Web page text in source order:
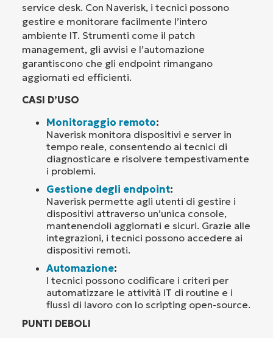
service desk. Con Naverisk, i tecnici possono
gestire e monitorare facilmente l’intero
ambiente IT. Strumenti come il patch
management, gli avvisi e l’automazione
garantiscono che gli endpoint rimangano
aggiornati ed efficienti.
CASI D’USO
Monitoraggio remoto:
Naverisk monitora dispositivi e server in
tempo reale, consentendo ai tecnici di
diagnosticare e risolvere tempestivamente
i problemi.
Gestione degli endpoint:
Naverisk permette agli utenti di gestire i
dispositivi attraverso un’unica console,
mantenendoli aggiornati e sicuri. Grazie alle
integrazioni, i tecnici possono accedere ai
dispositivi remoti.
Automazione:
I tecnici possono codificare i criteri per
automatizzare le attività IT di routine e i
flussi di lavoro con lo scripting open-source.
PUNTI DEBOLI